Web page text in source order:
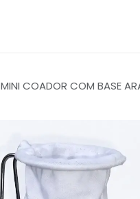
MINI COADOR COM BASE